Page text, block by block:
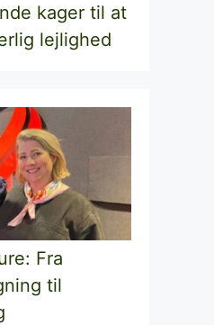
kager til at
lejlighed
Fra
til